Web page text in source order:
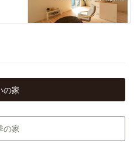
の家
の家